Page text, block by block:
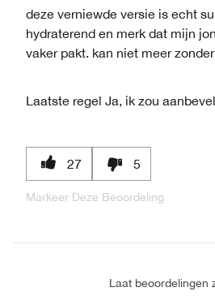
deze verniewde versie is echt
hydraterend en merk dat mijn
vaker pakt. kan niet meer zonder
Laatste regel Ja, ik zou
27 5
Markeer Deze Beoordeling
Laat beoordelingen